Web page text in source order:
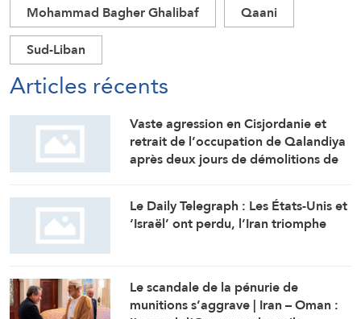
Mohammad Bagher Ghalibaf
Qaani
Sud-Liban
Articles récents
Vaste agression en Cisjordanie et
retrait de l’occupation de Qalandiya
après deux jours de démolitions de
Le Daily Telegraph : Les États-Unis et
‘Israël’ ont perdu, l’Iran triomphe
Le scandale de la pénurie de
munitions s’aggrave | Iran – Oman :